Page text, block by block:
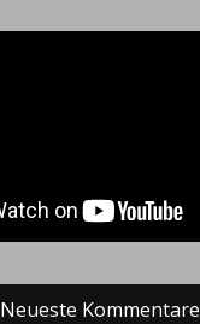
Neueste Kommentare